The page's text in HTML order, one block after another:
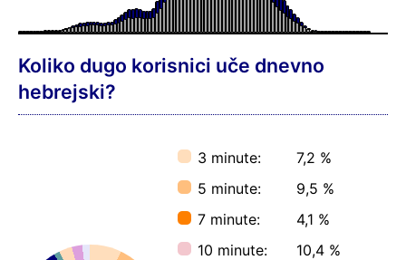
Koliko dugo korisnici uče dnevno
hebrejski?
3 minute:
7,2 %
5 minute:
9,5 %
7 minute:
4,1 %
10 minute:
10,4 %